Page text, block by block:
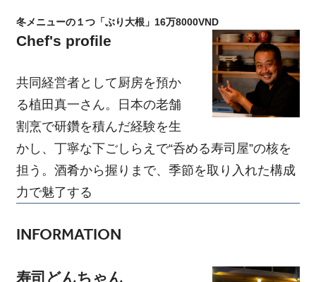
冬メニューの１つ「ぶり大根」16万8000VND
Chef's profile
共同経営者として厨房を預か
る植田真一さん。日本の老舗
割烹で研鑽を積んだ経験を生
かし、丁寧な下ごしらえで“呑める寿司屋”の核を
担う。酒肴から握りまで、季節を取り入れた構成
力で魅了する
INFORMATION
寿司どんちゃん